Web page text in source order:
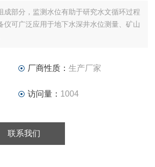
成部分，监测水位有助于研究水文循环过程
仪可广泛应用于地下水深井水位测量、矿山
厂商性质： 生产厂家
访问量： 1004
联系我们